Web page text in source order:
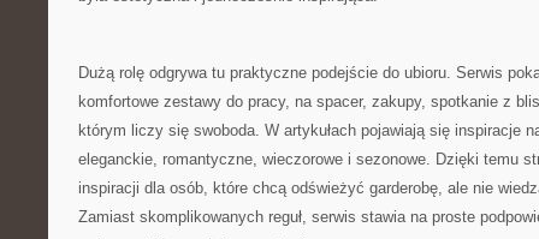
Dużą rolę odgrywa tu praktyczne podejście do ubioru. Serwis
komfortowe zestawy do pracy, na spacer, zakupy, spotkanie z
którym liczy się swoboda. W artykułach pojawiają się inspiracje
eleganckie, romantyczne, wieczorowe i sezonowe. Dzięki temu
inspiracji dla osób, które chcą odświeżyć garderobę, ale nie
Zamiast skomplikowanych reguł, serwis stawia na proste